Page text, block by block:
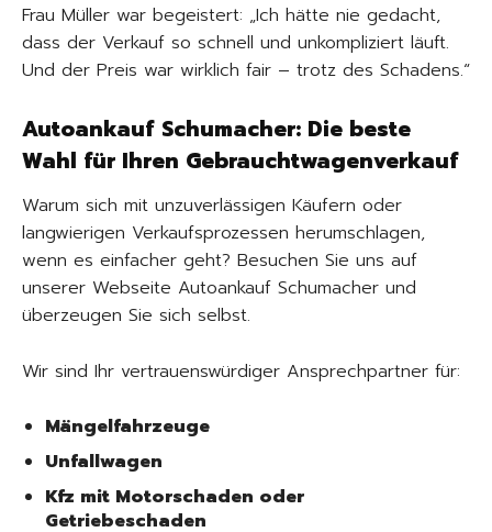
Frau Müller war begeistert: „Ich hätte nie gedacht,
dass der Verkauf so schnell und unkompliziert läuft.
Und der Preis war wirklich fair – trotz des Schadens.“
Autoankauf Schumacher: Die beste
Wahl für Ihren Gebrauchtwagenverkauf
Warum sich mit unzuverlässigen Käufern oder
langwierigen Verkaufsprozessen herumschlagen,
wenn es einfacher geht? Besuchen Sie uns auf
unserer Webseite Autoankauf Schumacher und
überzeugen Sie sich selbst.
Wir sind Ihr vertrauenswürdiger Ansprechpartner für:
Mängelfahrzeuge
Unfallwagen
Kfz mit Motorschaden oder
Getriebeschaden